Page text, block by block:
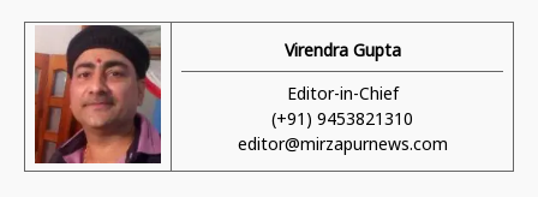
Virendra Gupta
Editor-in-Chief
(+91) 9453821310
editor@mirzapurnews.com